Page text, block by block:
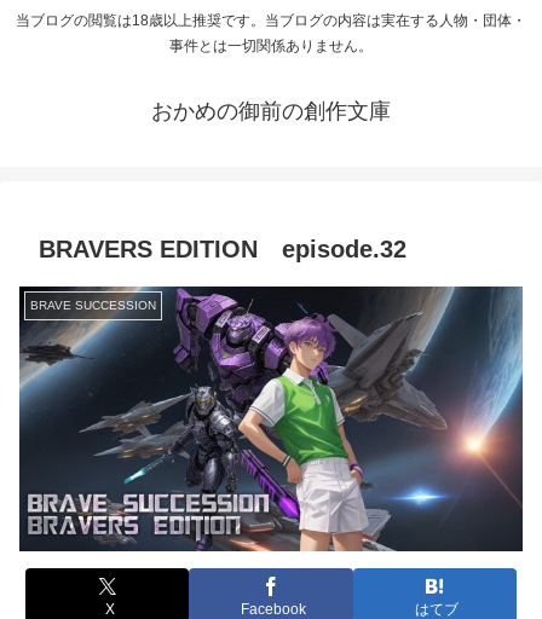
当ブログの閲覧は18歳以上推奨です。当ブログの内容は実在する人物・団体・
事件とは一切関係ありません。
おかめの御前の創作文庫
BRAVERS EDITION episode.32
BRAVE SUCCESSION
X Facebook はてブ